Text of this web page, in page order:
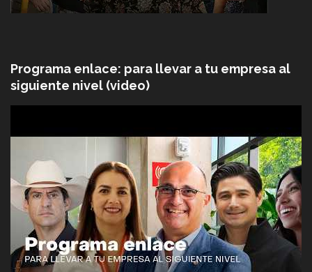
Programa enlace: para llevar a tu empresa al
siguiente nivel (video)